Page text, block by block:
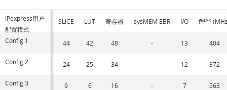
IPexpress用户
配置模式
SLICE LUT 寄存器 sysMEM EBR I/O fMAX
Config 1 44 42 48 - 13 404
Config 2 24 25 34 - 12 372
Config 3 9 6 16 - 7 563